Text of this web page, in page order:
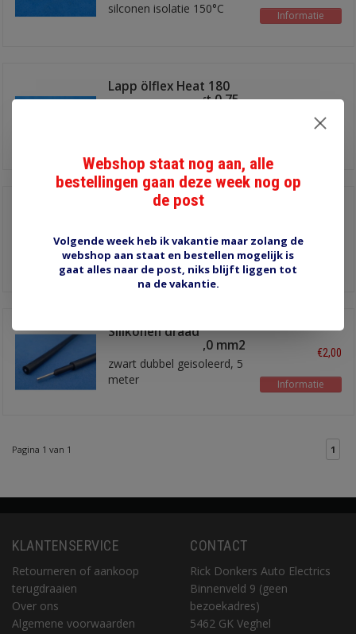
silconen isolatie 150°C Informatie
Lapp ölflex Heat 180
SIF A draad zwart 0,75
Silikonen draad 1,5
per meter
Informatie
Silikonen draad
massieve kern 1,0 mm2
zwart dubbel geisoleerd, 5
meter
€2,00
Informatie
Pagina 1 van 1 1
KLANTENSERVICE
Retourneren of aankoop
terugdraaien
Over ons
Algemene voorwaarden
CONTACT
Rick Donkers Auto Electrics
Binnenveld 9 (geen
bezoekadres)
5462 GK Veghel
Webshop staat nog aan, alle
bestellingen gaan deze week nog op
de post
Volgende week heb ik vakantie maar zolang de
webshop aan staat en bestellen mogelijk is
gaat alles naar de post, niks blijft liggen tot
na de vakantie.